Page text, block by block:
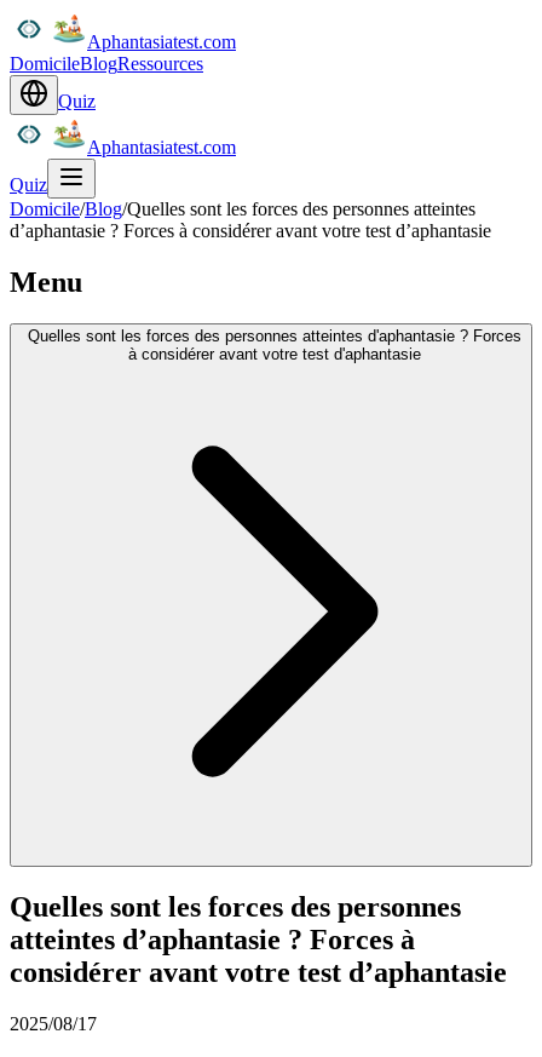
Aphantasiatest.com
DomicileBlogRessources
Quiz
Aphantasiatest.com
Quiz
Domicile/Blog/Quelles sont les forces des personnes atteintes
d’aphantasie ? Forces à considérer avant votre test d’aphantasie
Menu
Quelles sont les forces des personnes atteintes d'aphantasie ? Forces
à considérer avant votre test d'aphantasie
Quelles sont les forces des personnes
atteintes d’aphantasie ? Forces à
considérer avant votre test d’aphantasie
2025/08/17